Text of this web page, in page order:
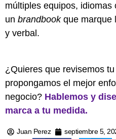
múltiples equipos, idiomas
un brandbookque marque
y verbal.
¿Quieres que revisemos
propongamos el mejor
negocio? Hablemos y
marca a tu medida.
Juan Perez septiembre 5,